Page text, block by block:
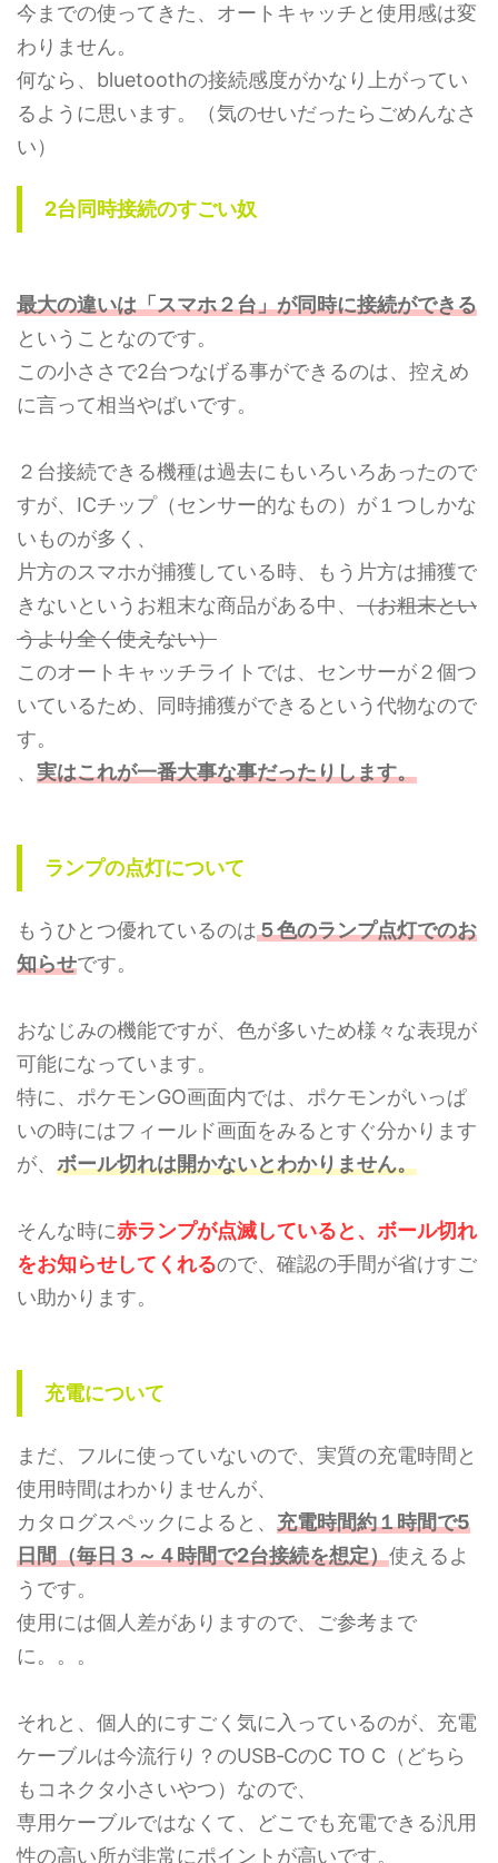
今までの使ってきた、オートキャッチと使用感は変
わりません。
何なら、bluetoothの接続感度がかなり上がってい
るように思います。（気のせいだったらごめんなさ
い）
2台同時接続のすごい奴
最大の違いは「スマホ２台」が同時に接続ができる
ということなのです。
この小ささで2台つなげる事ができるのは、控えめ
に言って相当やばいです。
２台接続できる機種は過去にもいろいろあったので
すが、ICチップ（センサー的なもの）が１つしかな
いものが多く、
片方のスマホが捕獲している時、もう片方は捕獲で
きないというお粗末な商品がある中、 （お粗末とい
うより全く使えない）
このオートキャッチライトでは、センサーが２個つ
いているため、同時捕獲ができるという代物なので
す。
、 実はこれが一番大事な事だったりします。
ランプの点灯について
もうひとつ優れているのは５色のランプ点灯でのお
知らせです。
おなじみの機能ですが、色が多いため様々な表現が
可能になっています。
特に、ポケモンGO画面内では、ポケモンがいっぱ
いの時にはフィールド画面をみるとすぐ分かります
が、 ボール切れは開かないとわかりません。
そんな時に赤ランプが点滅していると、ボール切れ
をお知らせしてくれるので、確認の手間が省けすご
い助かります。
充電について
まだ、フルに使っていないので、実質の充電時間と
使用時間はわかりませんが、
カタログスペックによると、 充電時間約１時間で5
日間（毎日３～４時間で2台接続を想定）使えるよ
うです。
使用には個人差がありますので、ご参考まで
に。。。
それと、個人的にすごく気に入っているのが、充電
ケーブルは今流行り？のUSB‐CのC TO C（どちら
もコネクタ小さいやつ）なので、
専用ケーブルではなくて、どこでも充電できる汎用
性の高い所が非常にポイントが高いです。